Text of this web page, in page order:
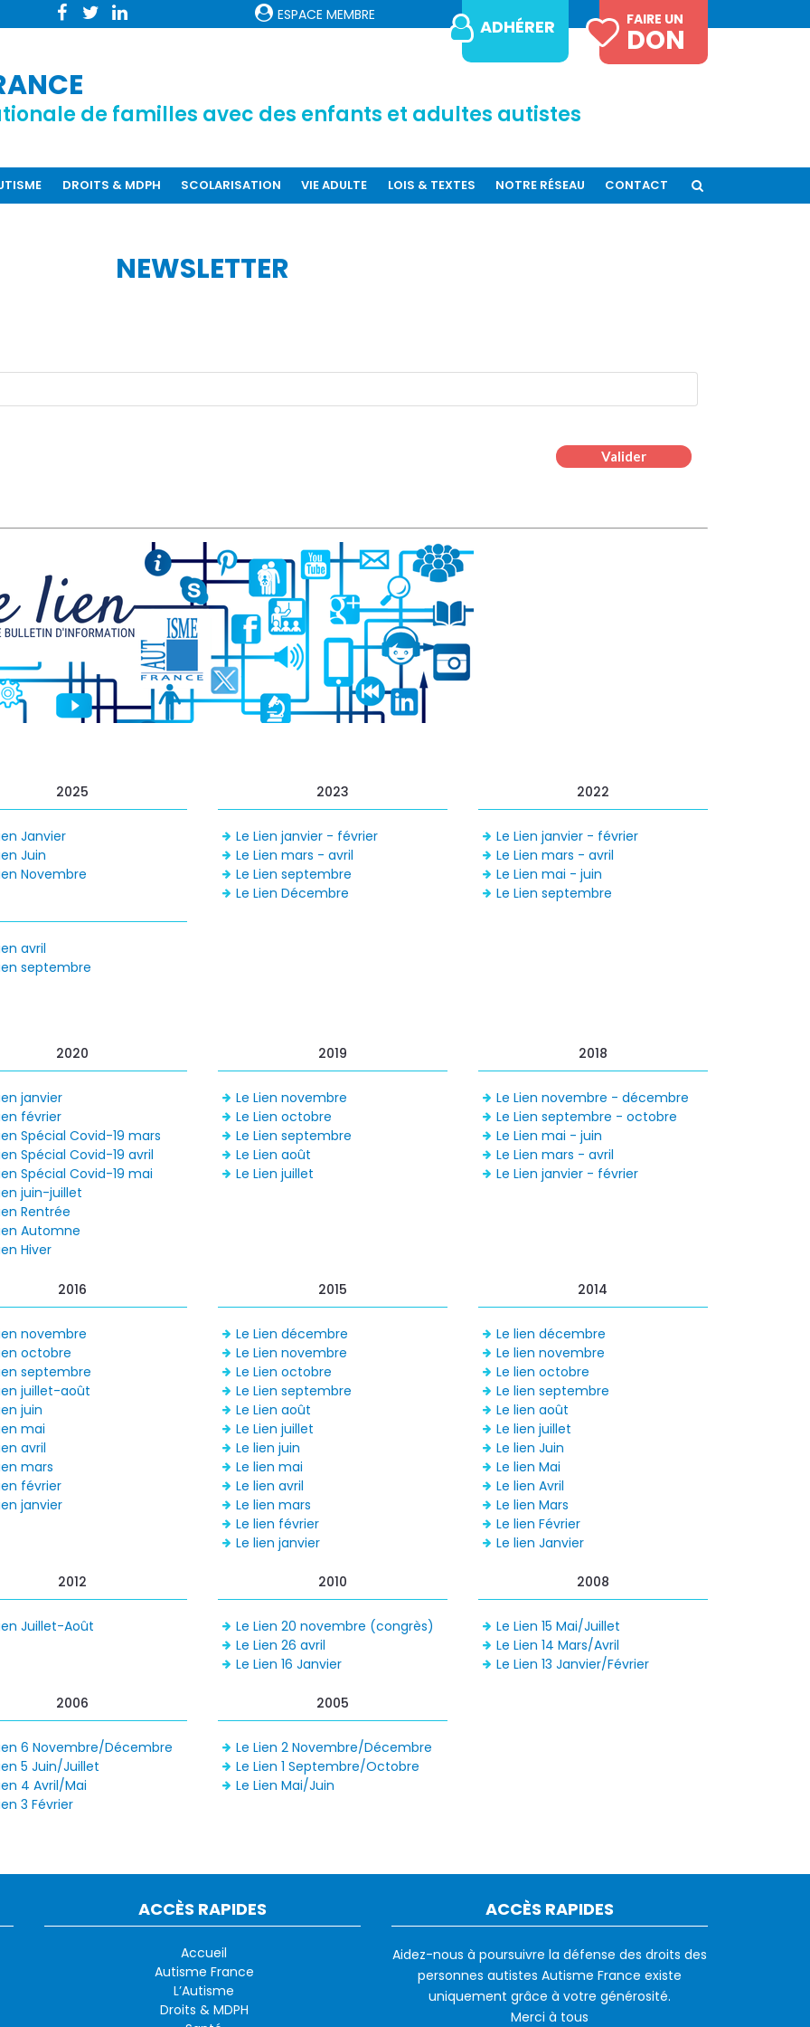
ESPACE MEMBRE
ADHÉRER FAIRE UN
DON
de familles avec des enfants et adultes autistes
DROITS & MDPH SCOLARISATION VIE ADULTE LOIS & TEXTES NOTRE RÉSEAU CONTACT
NEWSLETTER
Valider
2025
Janvier
Juin
Novembre
avril
septembre
2023
Le Lien janvier - février
Le Lien mars - avril
Le Lien septembre
Le Lien Décembre
2022
Le Lien janvier - février
Le Lien mars - avril
Le Lien mai - juin
Le Lien septembre
2020
janvier
février
Spécial Covid-19 mars
Spécial Covid-19 avril
Spécial Covid-19 mai
juin-juillet
Rentrée
Automne
Hiver
2019
Le Lien novembre
Le Lien octobre
Le Lien septembre
Le Lien août
Le Lien juillet
2018
Le Lien novembre - décembre
Le Lien septembre - octobre
Le Lien mai - juin
Le Lien mars - avril
Le Lien janvier - février
2016
novembre
octobre
septembre
juillet-août
juin
mai
avril
mars
février
janvier
2015
Le Lien décembre
Le Lien novembre
Le Lien octobre
Le Lien septembre
Le Lien août
Le Lien juillet
Le lien juin
Le lien mai
Le lien avril
Le lien mars
Le lien février
Le lien janvier
2014
Le lien décembre
Le lien novembre
Le lien octobre
Le lien septembre
Le lien août
Le lien juillet
Le lien Juin
Le lien Mai
Le lien Avril
Le lien Mars
Le lien Février
Le lien Janvier
2012
Juillet-Août
2010
Le Lien 20 novembre (congrès)
Le Lien 26 avril
Le Lien 16 Janvier
2008
Le Lien 15 Mai/Juillet
Le Lien 14 Mars/Avril
Le Lien 13 Janvier/Février
2006
6 Novembre/Décembre
5 Juin/Juillet
4 Avril/Mai
3 Février
2005
Le Lien 2 Novembre/Décembre
Le Lien 1 Septembre/Octobre
Le Lien Mai/Juin
ACCÈS RAPIDES
Accueil
Autisme France
L’Autisme
Droits & MDPH
ACCÈS RAPIDES
Aidez-nous à poursuivre la défense des droits des
personnes autistes Autisme France existe
uniquement grâce à votre générosité.
Merci à tous